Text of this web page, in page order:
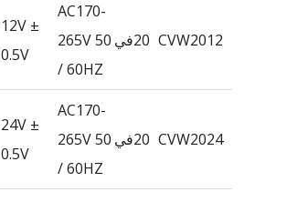
CVW2012 20في
AC170-
265V 50
/ 60HZ
12V ±
0.5V
CVW2024 20في
AC170-
265V 50
/ 60HZ
24V ±
0.5V